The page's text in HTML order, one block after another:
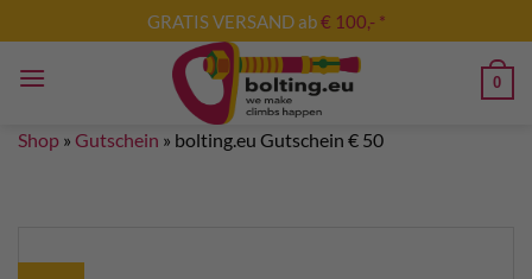
to
content
GRATIS VERSAND ab€ 100,- *
0
Shop » Gutschein » bolting.eu Gutschein € 50